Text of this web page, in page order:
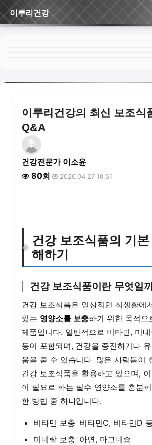
이루리건강
이루리건강의 최신 보조식
Q&A
건강전문가 이소윤
80회
2026.04.27 10:51
건강 보조식품의 기본
해하기
건강 보조식품이란 무엇일
건강 보조식품은 일상적인 식생활에
있는 영양소를 보충하기 위한 목적으
제품입니다. 일반적으로 비타민, 미
등이 포함되며, 건강을 증진하거나
움을 줄 수 있습니다. 많은 사람들이
건강 보조식품을 활용하고 있으며,
이 필요로 하는 필수 영양소를 충분
한 방법 중 하나입니다.
비타민 보충: 비타민C, 비타민D 등
미네랄 보충: 아연, 마그네슘